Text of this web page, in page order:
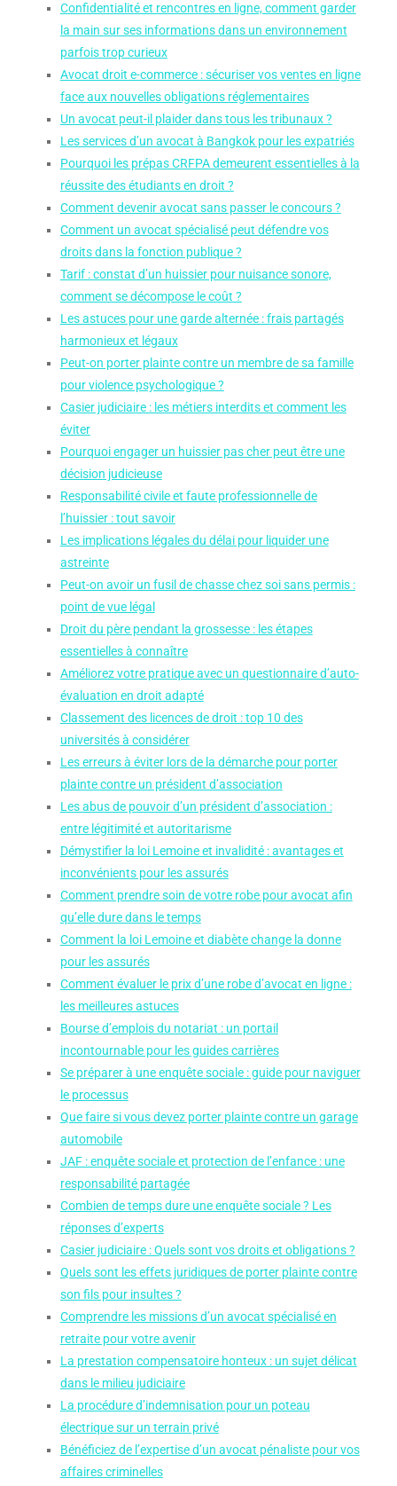
Confidentialité et rencontres en ligne, comment garder
la main sur ses informations dans un environnement
parfois trop curieux
Avocat droit e-commerce : sécuriser vos ventes en ligne
face aux nouvelles obligations réglementaires
Un avocat peut-il plaider dans tous les tribunaux ?
Les services d’un avocat à Bangkok pour les expatriés
Pourquoi les prépas CRFPA demeurent essentielles à la
réussite des étudiants en droit ?
Comment devenir avocat sans passer le concours ?
Comment un avocat spécialisé peut défendre vos
droits dans la fonction publique ?
Tarif : constat d’un huissier pour nuisance sonore,
comment se décompose le coût ?
Les astuces pour une garde alternée : frais partagés
harmonieux et légaux
Peut-on porter plainte contre un membre de sa famille
pour violence psychologique ?
Casier judiciaire : les métiers interdits et comment les
éviter
Pourquoi engager un huissier pas cher peut être une
décision judicieuse
Responsabilité civile et faute professionnelle de
l’huissier : tout savoir
Les implications légales du délai pour liquider une
astreinte
Peut-on avoir un fusil de chasse chez soi sans permis :
point de vue légal
Droit du père pendant la grossesse : les étapes
essentielles à connaître
Améliorez votre pratique avec un questionnaire d’auto-
évaluation en droit adapté
Classement des licences de droit : top 10 des
universités à considérer
Les erreurs à éviter lors de la démarche pour porter
plainte contre un président d’association
Les abus de pouvoir d’un président d’association :
entre légitimité et autoritarisme
Démystifier la loi Lemoine et invalidité : avantages et
inconvénients pour les assurés
Comment prendre soin de votre robe pour avocat afin
qu’elle dure dans le temps
Comment la loi Lemoine et diabète change la donne
pour les assurés
Comment évaluer le prix d’une robe d’avocat en ligne :
les meilleures astuces
Bourse d’emplois du notariat : un portail
incontournable pour les guides carrières
Se préparer à une enquête sociale : guide pour naviguer
le processus
Que faire si vous devez porter plainte contre un garage
automobile
JAF : enquête sociale et protection de l’enfance : une
responsabilité partagée
Combien de temps dure une enquête sociale ? Les
réponses d’experts
Casier judiciaire : Quels sont vos droits et obligations ?
Quels sont les effets juridiques de porter plainte contre
son fils pour insultes ?
Comprendre les missions d’un avocat spécialisé en
retraite pour votre avenir
La prestation compensatoire honteux : un sujet délicat
dans le milieu judiciaire
La procédure d’indemnisation pour un poteau
électrique sur un terrain privé
Bénéficiez de l’expertise d’un avocat pénaliste pour vos
affaires criminelles